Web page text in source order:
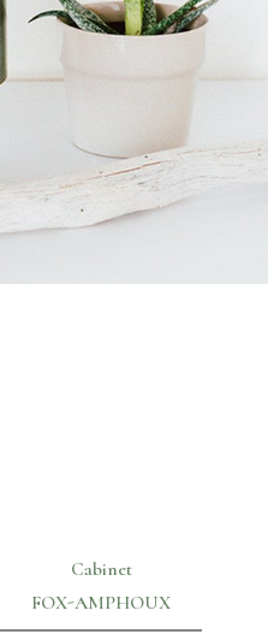
Plant containers
Cabinet
FOX-AMPHOUX